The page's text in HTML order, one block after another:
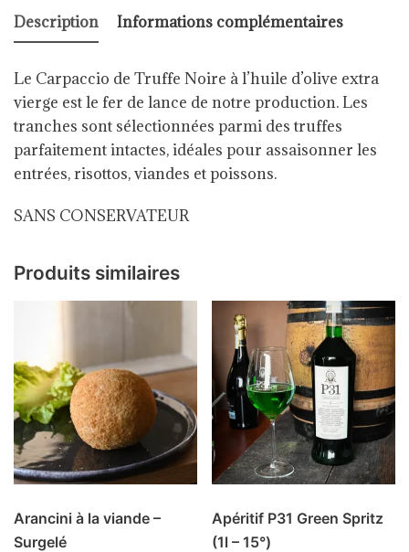
Description Informations complémentaires
Le Carpaccio de Truffe Noire à l’huile d’olive extra
vierge est le fer de lance de notre production.Les
tranches sont sélectionnées parmi des truffes
parfaitement intactes, idéales pour assaisonner les
entrées, risottos, viandes et poissons.
SANS CONSERVATEUR
Produits similaires
Arancini à la viande –
Surgelé
Apéritif P31 Green Spritz
(1l – 15°)